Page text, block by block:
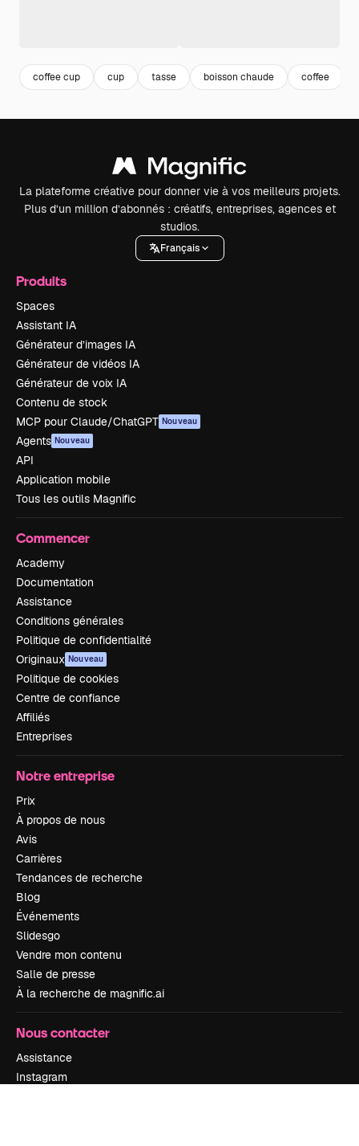
coffee cup cup tasse boisson chaude coffee
La plateforme créative pour donner vie à vos meilleurs projets.
Plus d’un million d’abonnés : créatifs, entreprises, agences et
studios.
Français
Produits
Spaces
Assistant IA
Générateur d’images IA
Générateur de vidéos IA
Générateur de voix IA
Contenu de stock
MCP pour Claude/ChatGPT Nouveau
Agents Nouveau
API
Application mobile
Tous les outils Magnific
Commencer
Academy
Documentation
Assistance
Conditions générales
Politique de confidentialité
Originaux Nouveau
Politique de cookies
Centre de confiance
Affiliés
Entreprises
Notre entreprise
Prix
À propos de nous
Avis
Carrières
Tendances de recherche
Blog
Événements
Slidesgo
Vendre mon contenu
Salle de presse
À la recherche de magnific.ai
Nous contacter
Assistance
Instagram